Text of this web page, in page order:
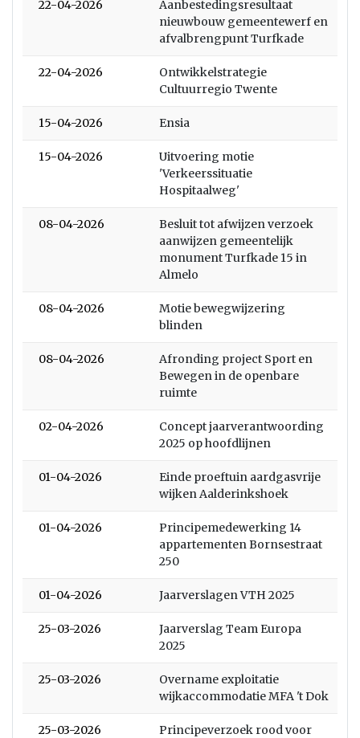
22-04-2026
Aanbestedingsresultaat
nieuwbouw gemeentewerf en
afvalbrengpunt Turfkade
22-04-2026
Ontwikkelstrategie
Cultuurregio Twente
15-04-2026 Ensia
15-04-2026
Uitvoering motie
'Verkeerssituatie
Hospitaalweg'
08-04-2026
Besluit tot afwijzen verzoek
aanwijzen gemeentelijk
monument Turfkade 15 in
Almelo
08-04-2026
Motie bewegwijzering
blinden
08-04-2026
Afronding project Sport en
Bewegen in de openbare
ruimte
02-04-2026
Concept jaarverantwoording
2025 op hoofdlijnen
01-04-2026
Einde proeftuin aardgasvrije
wijken Aalderinkshoek
01-04-2026
Principemedewerking 14
appartementen Bornsestraat
250
01-04-2026 Jaarverslagen VTH 2025
25-03-2026
Jaarverslag Team Europa
2025
25-03-2026
Overname exploitatie
wijkaccommodatie MFA 't Dok
25-03-2026
Principeverzoek rood voor